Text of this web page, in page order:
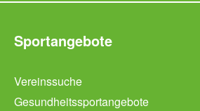
Sportangebote
Vereinssuche
Gesundheitssportangebote